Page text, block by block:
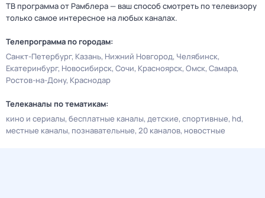
ТВ программа от Рамблера — ваш способ смотреть по телевизору
только самое интересное на любых каналах.
Телепрограмма по городам:
Санкт-Петербург Казань Нижний Новгород Челябинск
Екатеринбург Новосибирск Сочи Красноярск Омск Самара
Ростов-на-Дону Краснодар
Телеканалы по тематикам:
кино и сериалы бесплатные каналы детские спортивные hd
местные каналы познавательные 20 каналов новостные